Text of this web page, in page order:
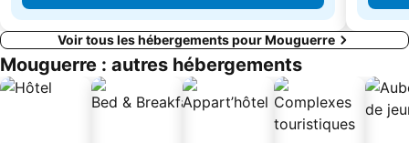
Voir tous les hébergements pour Mouguerre
Mouguerre : autres hébergements